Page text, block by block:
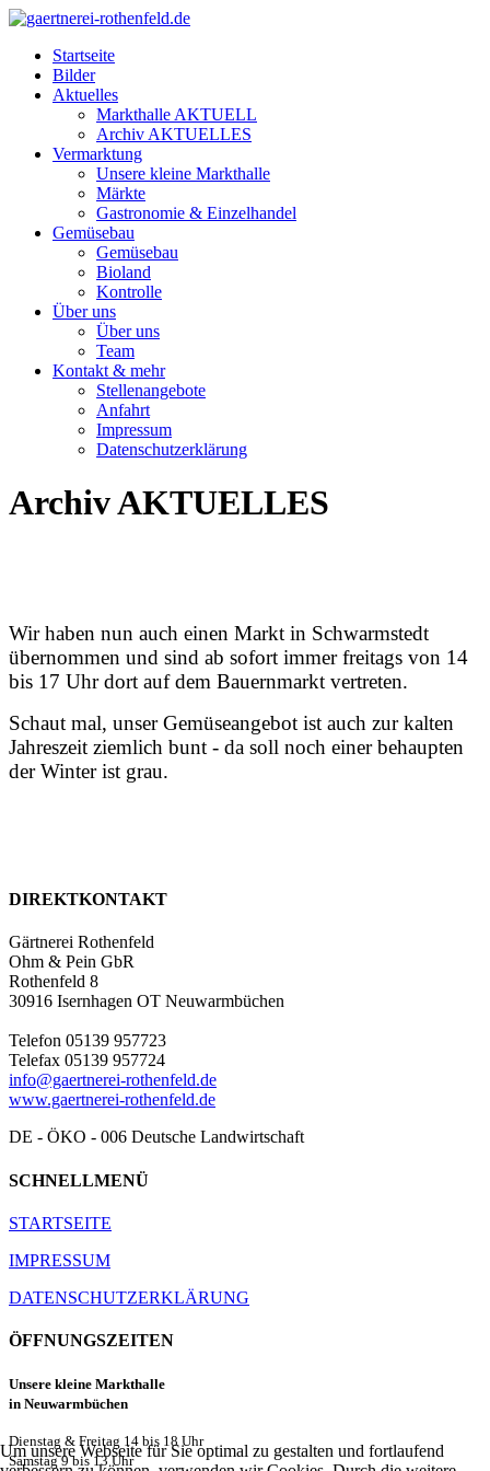
Startseite
Bilder
Aktuelles
Markthalle AKTUELL
Archiv AKTUELLES
Vermarktung
Unsere kleine Markthalle
Märkte
Gastronomie & Einzelhandel
Gemüsebau
Gemüsebau
Bioland
Kontrolle
Über uns
Über uns
Team
Kontakt & mehr
Stellenangebote
Anfahrt
Impressum
Datenschutzerklärung
Archiv AKTUELLES
Wir haben nun auch einen Markt in Schwarmstedt
übernommen und sind ab sofort immer freitags von 14
bis 17 Uhr dort auf dem Bauernmarkt vertreten.
Schaut mal, unser Gemüseangebot ist auch zur kalten
Jahreszeit ziemlich bunt - da soll noch einer behaupten
der Winter ist grau.
DIREKTKONTAKT
Gärtnerei Rothenfeld
Ohm & Pein GbR
Rothenfeld 8
30916 Isernhagen OT Neuwarmbüchen
Telefon 05139 957723
Telefax 05139 957724
info@gaertnerei-rothenfeld.de
www.gaertnerei-rothenfeld.de
DE - ÖKO - 006 Deutsche Landwirtschaft
SCHNELLMENÜ
STARTSEITE
IMPRESSUM
DATENSCHUTZERKLÄRUNG
ÖFFNUNGSZEITEN
Unsere kleine Markthalle
in Neuwarmbüchen
Dienstag & Freitag 14 bis 18 Uhr
Samstag 9 bis 13 Uhr
Um unsere Webseite für Sie optimal zu gestalten und fortlaufend